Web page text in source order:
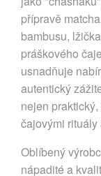
přípravě
bambusu,
práškového
usnadňuje
autentický
nejen
čajovými rituály
Oblíbený
nápadité a